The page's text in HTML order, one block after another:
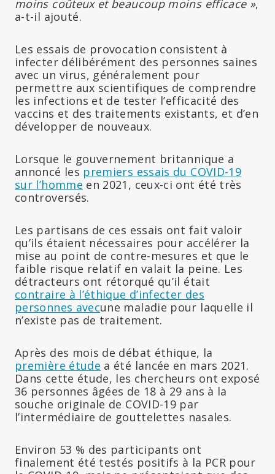
moins coûteux et beaucoup moins efficace »,
a-t-il ajouté.
Les essais de provocation consistent à
infecter délibérément des personnes saines
avec un virus, généralement pour
permettre aux scientifiques de comprendre
les infections et de tester l’efficacité des
vaccins et des traitements existants, et d’en
développer de nouveaux.
Lorsque le gouvernement britannique a
annoncé les premiers essais du COVID-19
sur l’homme en 2021, ceux-ci ont été très
controversés.
Les partisans de ces essais ont fait valoir
qu’ils étaient nécessaires pour accélérer la
mise au point de contre-mesures et que le
faible risque relatif en valait la peine. Les
détracteurs ont rétorqué qu’il était
contraire à l’éthique d’infecter des
personnes avecune maladie pour laquelle il
n’existe pas de traitement.
Après des mois de débat éthique, la
première étude a été lancée en mars 2021.
Dans cette étude, les chercheurs ont exposé
36 personnes âgées de 18 à 29 ans à la
souche originale de COVID-19 par
l’intermédiaire de gouttelettes nasales.
Environ 53 % des participants ont
finalement été testés positifs à la PCR pour